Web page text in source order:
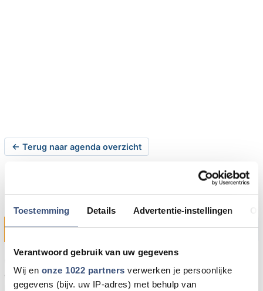
Toestemming Details Advertentie-instellingen
Verantwoord gebruik van uw gegevens
Wij en onze 1022 partners verwerken je persoonlijke
gegevens (bijv. uw IP-adres) met behulp van
← Terug naar agenda overzicht
OneWayPraise in Ouddorp
zaterdag 01-03-2008 om 19:30 uur
Op zaterdag 1 maart 2008 is jong en oud welkom voor
een uurtje zingen in de Doopsgezinde Gemeente,